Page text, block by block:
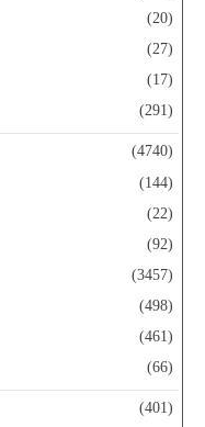
(20)
(27)
(17)
(291)
(4740)
(144)
(22)
(92)
(3457)
(498)
(461)
(66)
(401)